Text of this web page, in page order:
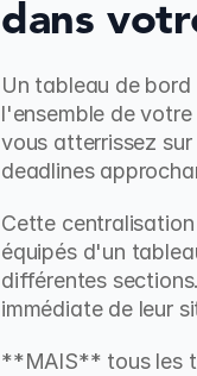
dans
Un tableau de
l'ensemble de
vous atterrissez
deadlines
Cette
équipés d'un
différentes
immédiate de leur
**MAIS** tous les